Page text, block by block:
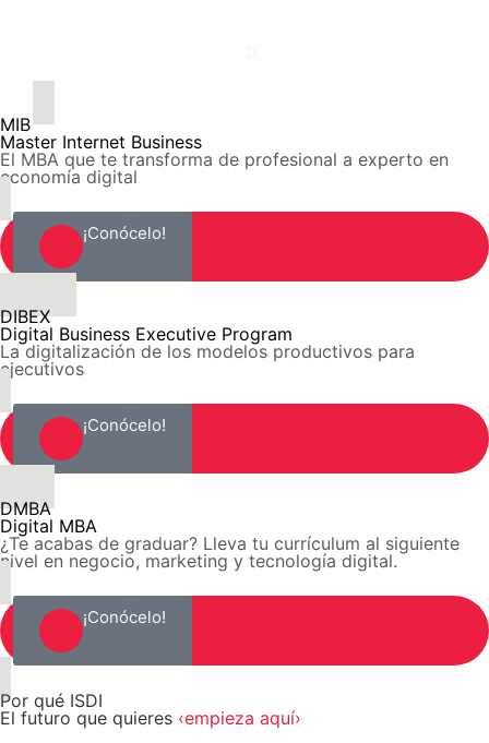
MIB
Master Internet Business
El MBA que te transforma de profesional a experto en
economía digital
¡Conócelo!
DIBEX
Digital Business Executive Program
La digitalización de los modelos productivos para
ejecutivos
¡Conócelo!
DMBA
Digital MBA
¿Te acabas de graduar? Lleva tu currículum al siguiente
nivel en negocio, marketing y tecnología digital.
¡Conócelo!
Por qué ISDI
El futuro que quieres ‹empieza aquí›